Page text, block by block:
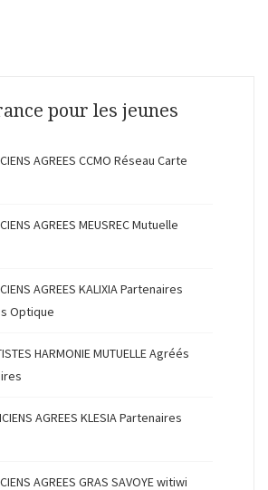
pour les jeunes
AGREES CCMO Réseau Carte
AGREES MEUSREC Mutuelle
AGREES KALIXIA Partenaires
Optique
HARMONIE MUTUELLE Agréés
AGREES KLESIA Partenaires
AGREES GRAS SAVOYE witiwi